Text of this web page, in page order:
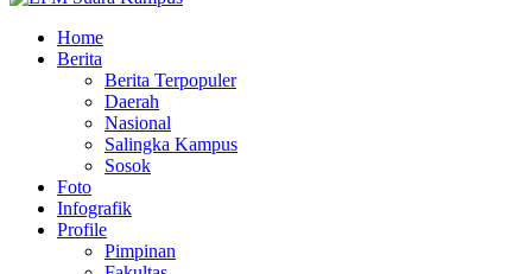
Home
Berita
Berita Terpopuler
Daerah
Nasional
Salingka Kampus
Sosok
Foto
Infografik
Profile
Pimpinan